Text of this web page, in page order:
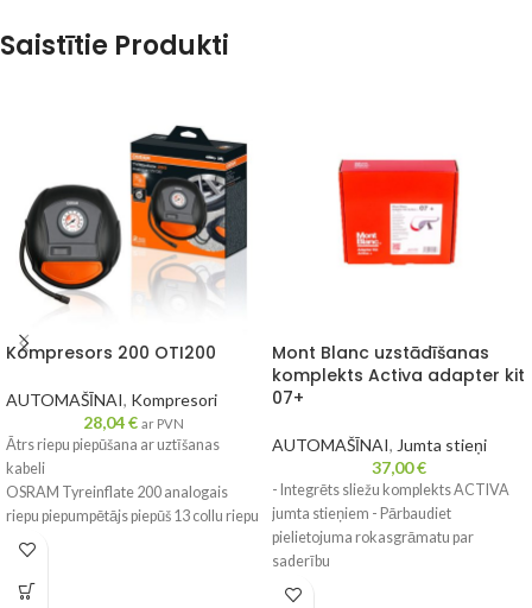
Saistītie Produkti
Kompresors 200 OTI200
AUTOMAŠĪNAI, Kompresori
28,04€ ar PVN
Ātrs riepu piepūšana ar uztīšanas
kabeli
OSRAM Tyreinflate 200 analogais
riepu piepumpētājs piepūš 13 collu riepu
līdz pat 4,5 minūtēs**. Tam ir liela
lietošanai. Tā stabilais dizains
Mont Blanc uzstādīšanas
komplekts Activa adapter kit
07+
AUTOMAŠĪNAI, Jumta stieņi
37,00€
- Integrēts sliežu komplekts ACTIVA
jumta stieņiem - Pārbaudiet
pielietojuma rokasgrāmatu par
saderību
Mont Blanc Activa 07